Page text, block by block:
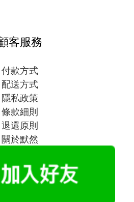
客服務
付款方式
配送方式
隱私政策
條款細則
退還原則
關於默然